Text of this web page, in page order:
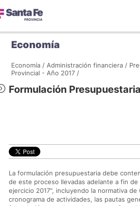
Economía
Economía / Administración financiera /
Provincial - Año 2017 /
Formulación
La formulación presupuestaria debe
de este proceso llevadas adelante a fin
ejercicio 2017", incluyendo la normativa
cronograma de actividades, las pautas